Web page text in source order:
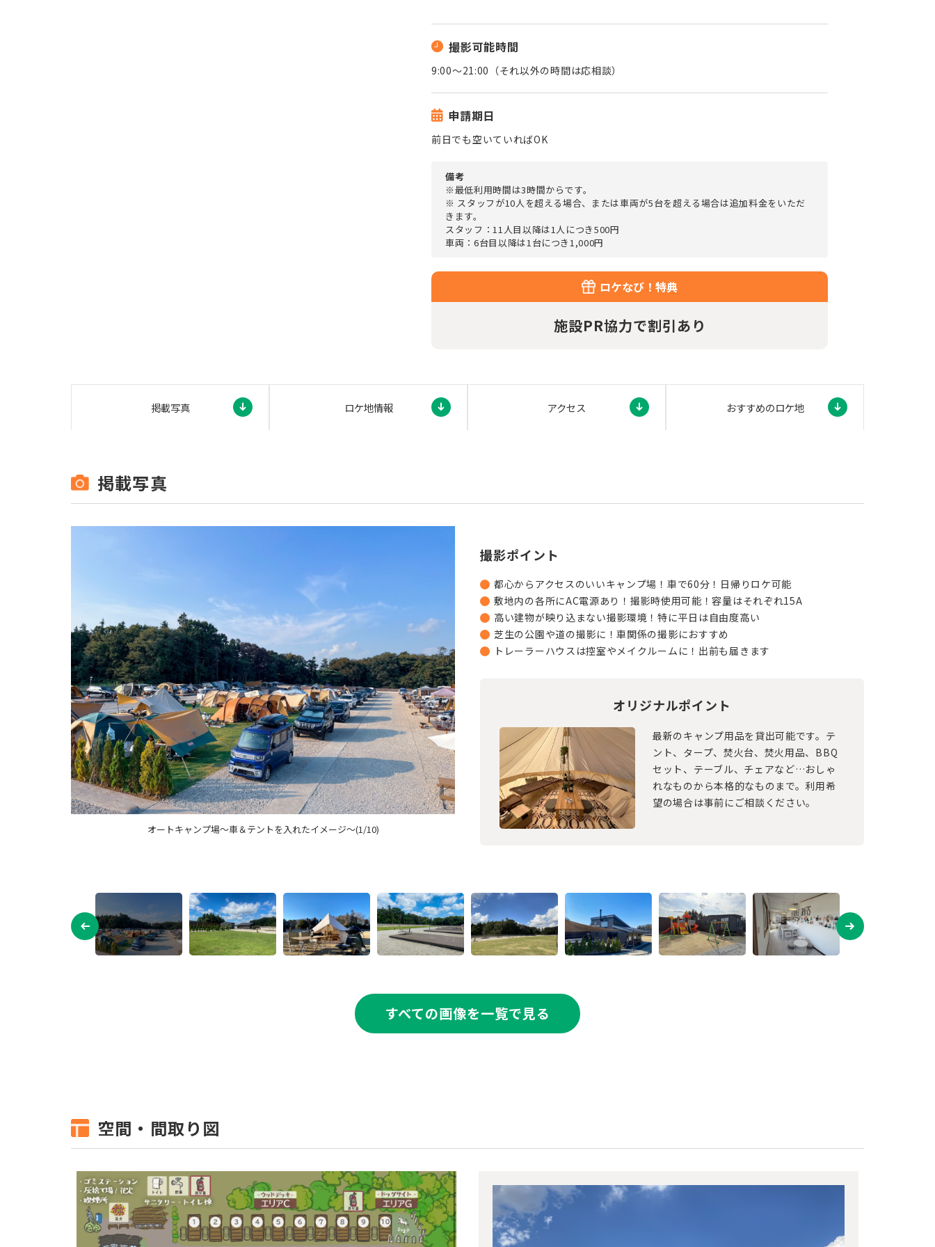
撮影可能時間
9:00～21:00（それ以外の時間は応相談）
申請期日
前日でも空いていればOK
備考
※最低利用時間は3時間からです。
※ スタッフが10人を超える場合、または車両が5台を超える場合は追加料金をいただ
きます。
スタッフ：11人目以降は1人につき500円
車両：6台目以降は1台につき1,000円
ロケなび！特典
施設PR協力で割引あり
掲載写真 ロケ地情報 アクセス おすすめのロケ地
掲載写真
オートキャンプ場～車＆テントを入れたイメージ～(1/10) キャンプ場中央からトレーラーハウスに向かって(2/10)
撮影ポイント
都心からアクセスのいいキャンプ場！車で60分！日帰りロケ可能
敷地内の各所にAC電源あり！撮影時使用可能！容量はそれぞれ15A
高い建物が映り込まない撮影環境！特に平日は自由度高い
芝生の公園や道の撮影に！車関係の撮影におすすめ
トレーラーハウスは控室やメイクルームに！出前も届きます
オリジナルポイント
最新のキャンプ用品を貸出可能です。テ
ント、タープ、焚火台、焚火用品、BBQ
セット、テーブル、チェアなど…おしゃ
れなものから本格的なものまで。利用希
望の場合は事前にご相談ください。
すべての画像を一覧で見る
空間・間取り図